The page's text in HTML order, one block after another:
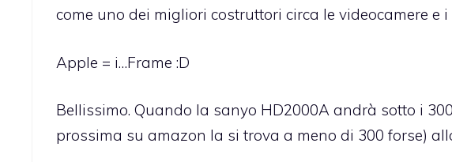
come uno dei migliori costruttori circa le videocamere e i
Apple = i…Frame :D
Bellissimo. Quando la sanyo HD2000A andrà sotto i
prossima su amazon la si trova a meno di 300 forse)